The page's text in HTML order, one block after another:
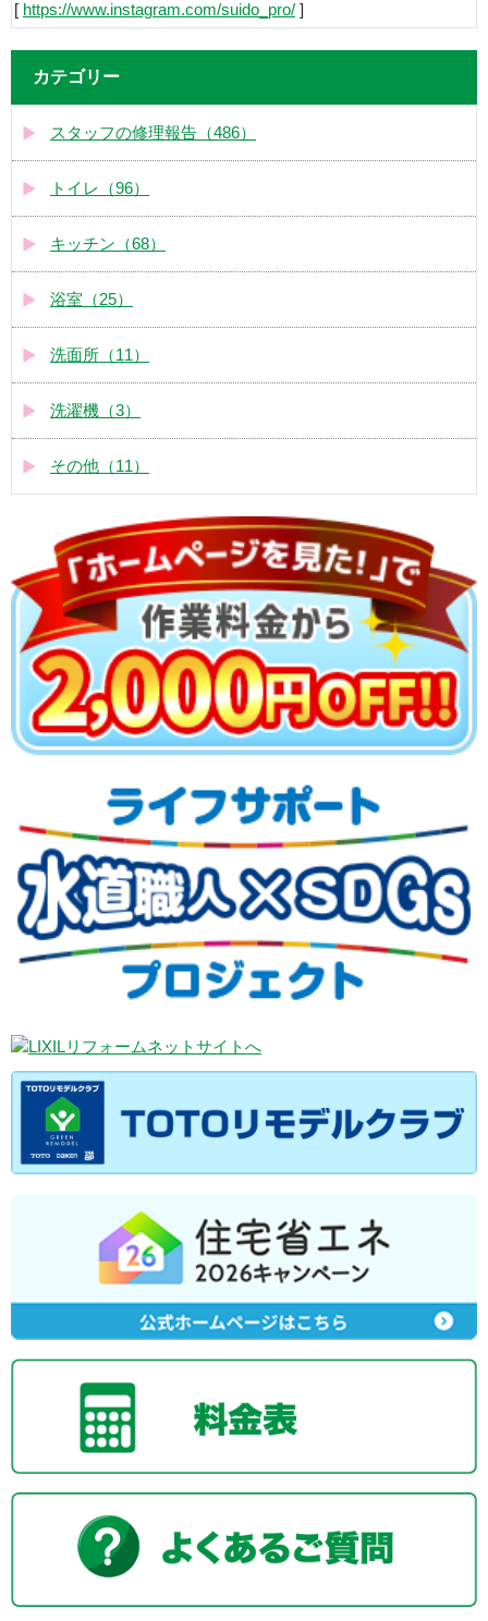
[ https://www.instagram.com/suido_pro/ ]
カテゴリー
スタッフの修理報告（486）
トイレ（96）
キッチン（68）
浴室（25）
洗面所（11）
洗濯機（3）
その他（11）